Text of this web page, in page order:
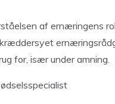
af ernæringens
for, især under amning.